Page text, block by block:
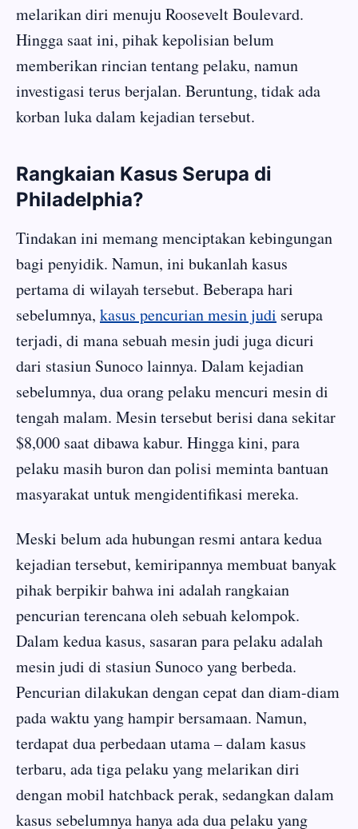
melarikan diri menuju Roosevelt Boulevard.
Hingga saat ini, pihak kepolisian belum
memberikan rincian tentang pelaku, namun
investigasi terus berjalan. Beruntung, tidak ada
korban luka dalam kejadian tersebut.
Rangkaian Kasus Serupa di
Philadelphia?
Tindakan ini memang menciptakan kebingungan
bagi penyidik. Namun, ini bukanlah kasus
pertama di wilayah tersebut. Beberapa hari
sebelumnya, kasus pencurian mesin judi serupa
terjadi, di mana sebuah mesin judi juga dicuri
dari stasiun Sunoco lainnya. Dalam kejadian
sebelumnya, dua orang pelaku mencuri mesin di
tengah malam. Mesin tersebut berisi dana sekitar
$8,000 saat dibawa kabur. Hingga kini, para
pelaku masih buron dan polisi meminta bantuan
masyarakat untuk mengidentifikasi mereka.
Meski belum ada hubungan resmi antara kedua
kejadian tersebut, kemiripannya membuat banyak
pihak berpikir bahwa ini adalah rangkaian
pencurian terencana oleh sebuah kelompok.
Dalam kedua kasus, sasaran para pelaku adalah
mesin judi di stasiun Sunoco yang berbeda.
Pencurian dilakukan dengan cepat dan diam-diam
pada waktu yang hampir bersamaan. Namun,
terdapat dua perbedaan utama – dalam kasus
terbaru, ada tiga pelaku yang melarikan diri
dengan mobil hatchback perak, sedangkan dalam
kasus sebelumnya hanya ada dua pelaku yang